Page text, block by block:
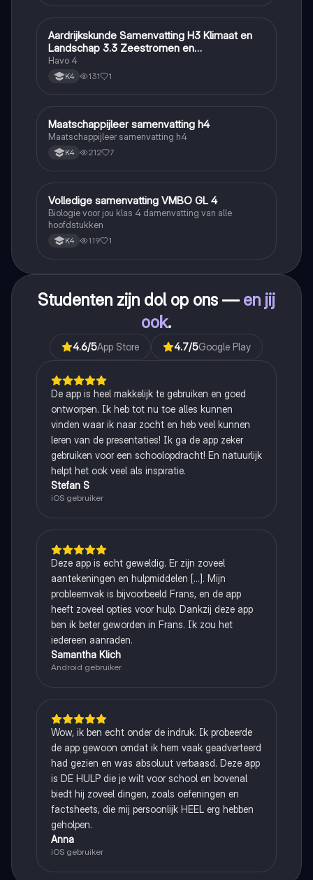
Aardrijkskunde
Aardrijkskunde Samenvatting H3 Klimaat en
Landschap 3.3 Zeestromen en
Klimaatgebieden • BuiteNLand
Havo 4
K4 131 1
Maatschappijleer
Maatschappijleer samenvatting h4
Maatschappijleer samenvatting h4
K4 212 7
Biologie
Volledige samenvatting VMBO GL 4
Biologie voor jou klas 4 damenvatting van alle
hoofdstukken
K4 119 1
Studenten zijn dol op ons — en jij
ook.
4.6/5App Store 4.7/5Google Play
De app is heel makkelijk te gebruiken en goed
ontworpen. Ik heb tot nu toe alles kunnen
vinden waar ik naar zocht en heb veel kunnen
leren van de presentaties! Ik ga de app zeker
gebruiken voor een schoolopdracht! En natuurlijk
helpt het ook veel als inspiratie.
Stefan S
iOS gebruiker
Deze app is echt geweldig. Er zijn zoveel
aantekeningen en hulpmiddelen [...]. Mijn
probleemvak is bijvoorbeeld Frans, en de app
heeft zoveel opties voor hulp. Dankzij deze app
ben ik beter geworden in Frans. Ik zou het
iedereen aanraden.
Samantha Klich
Android gebruiker
Wow, ik ben echt onder de indruk. Ik probeerde
de app gewoon omdat ik hem vaak geadverteerd
had gezien en was absoluut verbaasd. Deze app
is DE HULP die je wilt voor school en bovenal
biedt hij zoveel dingen, zoals oefeningen en
factsheets, die mij persoonlijk HEEL erg hebben
geholpen.
Anna
iOS gebruiker